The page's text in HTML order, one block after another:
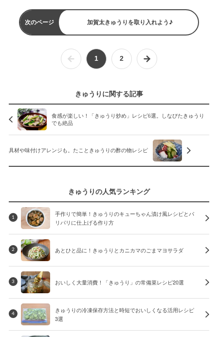
次のページ 加賀太きゅうりを取り入れよう♪
1 2
きゅうりに関する記事
食感が楽しい！「きゅうり炒め」レシピ6選。しなびたきゅうり
でも絶品
具材や味付けアレンジも。たこときゅうりの酢の物レシピ
きゅうりの人気ランキング
1
手作りで簡単！きゅうりのキューちゃん漬け風レシピとパ
リパリに仕上げる作り方
2 あとひと品に！きゅうりとカニカマのごまマヨサラダ
3 おいしく大量消費！「きゅうり」の常備菜レシピ20選
4
きゅうりの冷凍保存方法と時短でおいしくなる活用レシピ
3選